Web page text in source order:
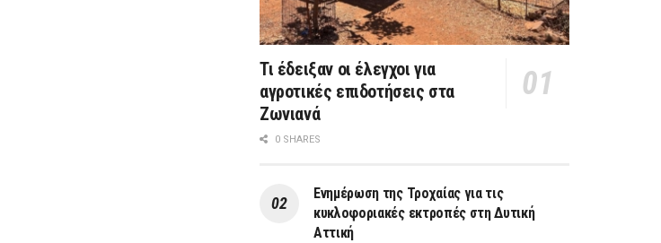
Τι έδειξαν οι έλεγχοι για
αγροτικές επιδοτήσεις στα
Ζωνιανά
0 SHARES
Ενημέρωση της Τροχαίας για τις
κυκλοφοριακές εκτροπές στη Δυτική
Αττική